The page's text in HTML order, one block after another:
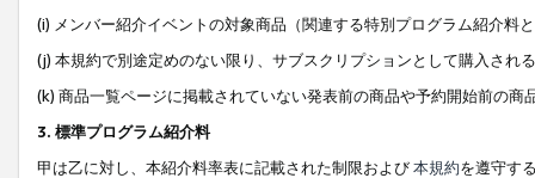
(i) メンバー紹介イベントの対象商品（関連する特別プログラム紹介料
(j) 本規約で別途定めのない限り、サブスクリプションとして購入され
(k) 商品一覧ページに掲載されていない発表前の商品や予約開始前の商
3. 標準プログラム紹介料
甲は乙に対し、本紹介料率表に記載された制限および本規約を遵守す